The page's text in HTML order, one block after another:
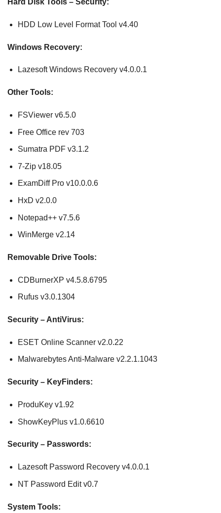
Hard Disk Tools – Security:
HDD Low Level Format Tool v4.40
Windows Recovery:
Lazesoft Windows Recovery v4.0.0.1
Other Tools:
FSViewer v6.5.0
Free Office rev 703
Sumatra PDF v3.1.2
7-Zip v18.05
ExamDiff Pro v10.0.0.6
HxD v2.0.0
Notepad++ v7.5.6
WinMerge v2.14
Removable Drive Tools:
CDBurnerXP v4.5.8.6795
Rufus v3.0.1304
Security – AntiVirus:
ESET Online Scanner v2.0.22
Malwarebytes Anti-Malware v2.2.1.1043
Security – KeyFinders:
ProduKey v1.92
ShowKeyPlus v1.0.6610
Security – Passwords:
Lazesoft Password Recovery v4.0.0.1
NT Password Edit v0.7
System Tools: